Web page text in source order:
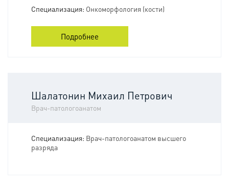
Специализация: Онкоморфология (кости)
Подробнее
Шалатонин Михаил Петрович
Врач-патологоанатом
Специализация: Врач-патологоанатом высшего
разряда